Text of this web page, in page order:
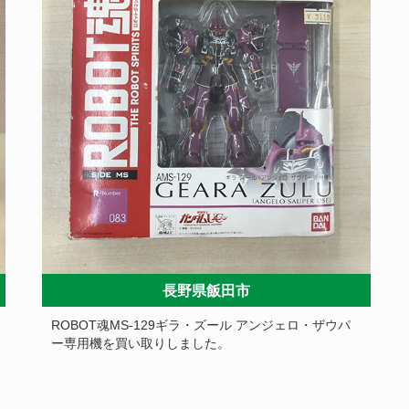
長野県飯田市
ROBOT魂MS-129ギラ・ズール アンジェロ・ザウパ
ー専用機を買い取りしました。